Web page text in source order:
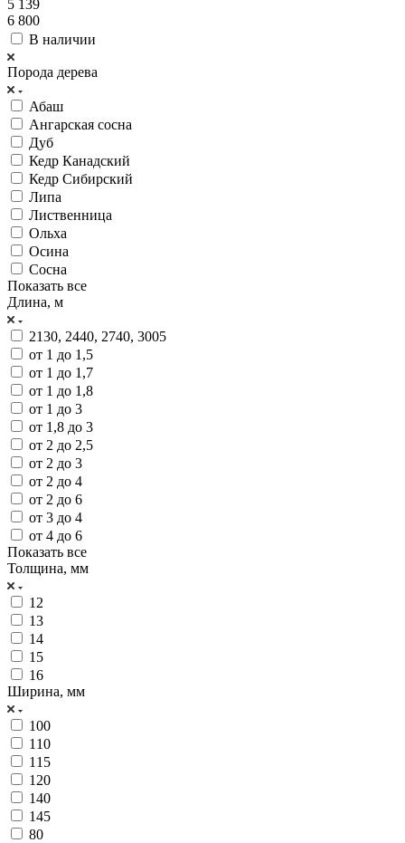
5 139
6 800
В наличии
Порода дерева
Абаш
Ангарская сосна
Дуб
Кедр Канадский
Кедр Сибирский
Липа
Лиственница
Ольха
Осина
Сосна
Показать все
Длина, м
2130, 2440, 2740, 3005
от 1 до 1,5
от 1 до 1,7
от 1 до 1,8
от 1 до 3
от 1,8 до 3
от 2 до 2,5
от 2 до 3
от 2 до 4
от 2 до 6
от 3 до 4
от 4 до 6
Показать все
Толщина, мм
12
13
14
15
16
Ширина, мм
100
110
115
120
140
145
80